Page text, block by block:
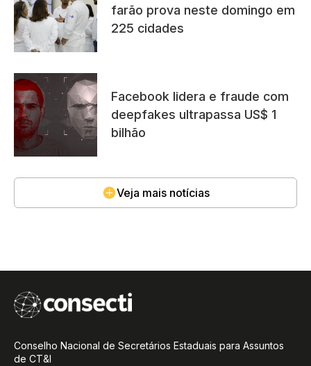
farão prova neste domingo em
225 cidades
Facebook lidera e fraude com
deepfakes ultrapassa US$ 1
bilhão
Veja mais notícias
Conselho Nacional de Secretários Estaduais para Assuntos
de CT&I